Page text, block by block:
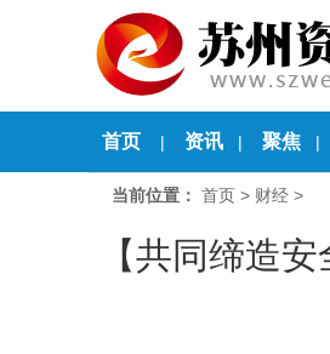
首页 | 资讯 | 聚焦 |
当前位置： 首页 > 财经 >
【共同缔造